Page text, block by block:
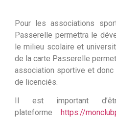
Pour les associations
Passerelle permettra le
le milieu scolaire et
de la carte Passerelle
association sportive et donc
de licenciés.
Il est important
plateforme
https://